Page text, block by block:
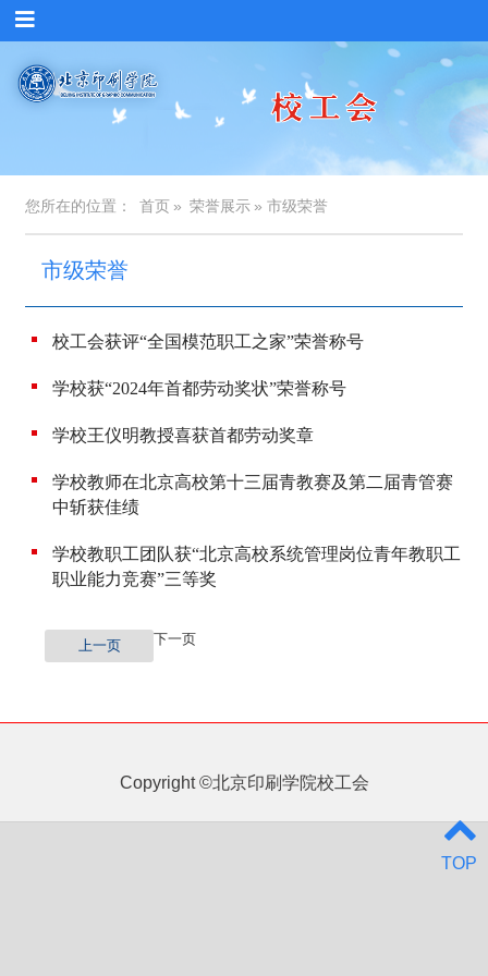
您所在的位置： 首页 » 荣誉展示 » 市级荣誉
市级荣誉
校工会获评“全国模范职工之家”荣誉称号
学校获“2024年首都劳动奖状”荣誉称号
学校王仪明教授喜获首都劳动奖章
学校教师在北京高校第十三届青教赛及第二届青管赛
中斩获佳绩
学校教职工团队获“北京高校系统管理岗位青年教职工
职业能力竞赛”三等奖
上一页 下一页
Copyright ©北京印刷学院校工会
TOP